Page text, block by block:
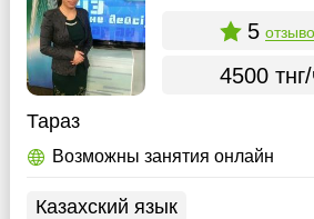
5
4500
Тараз
Возможны занятия онлайн
Казахский язык